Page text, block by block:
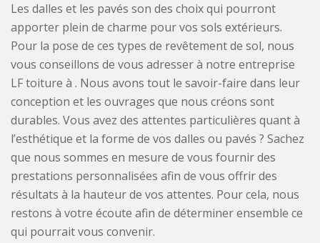
Les dalles et les pavés son des choix qui pourront
apporter plein de charme pour vos sols extérieurs.
Pour la pose de ces types de revêtement de sol, nous
vous conseillons de vous adresser à notre entreprise
LF toiture à . Nous avons tout le savoir-faire dans leur
conception et les ouvrages que nous créons sont
durables. Vous avez des attentes particulières quant à
l’esthétique et la forme de vos dalles ou pavés ? Sachez
que nous sommes en mesure de vous fournir des
prestations personnalisées afin de vous offrir des
résultats à la hauteur de vos attentes. Pour cela, nous
restons à votre écoute afin de déterminer ensemble ce
qui pourrait vous convenir.